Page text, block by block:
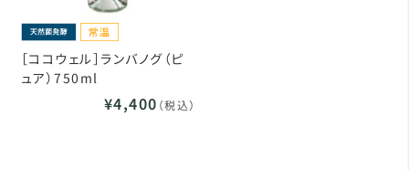
［ココウェル］ランバノグ（ピ
ュア）750ml
¥4,400 （税込）